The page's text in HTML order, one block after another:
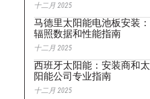
十二月 2025
马德里太阳能电池板安装：
辐照数据和性能指南
十二月 2025
西班牙太阳能：安装商和太
阳能公司专业指南
十二月 2025